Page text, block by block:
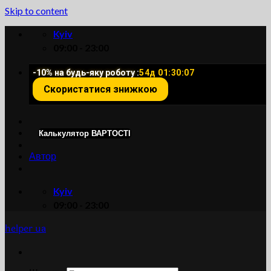
Skip to content
Kyiv
-10% на будь-яку роботу :54д 01:30:07
Скористатися знижкою
Калькулятор ВАРТОСТІ
Автор
Kyiv
helper ua